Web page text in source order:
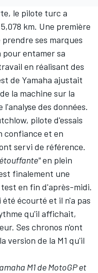
le pilote turc a
km. Une première
ses marques
pour entamer sa
en réalisant des
de Yamaha ajustait
la machine sur la
des données.
, pilote d'essais
confiance et en
servi de référence.
en plein
finalement une
en fin d'après-midi.
écourté et il n'a pas
qu'il affichait,
Ses chronos n'ont
version de la M1 qu'il
M1 de MotoGP et